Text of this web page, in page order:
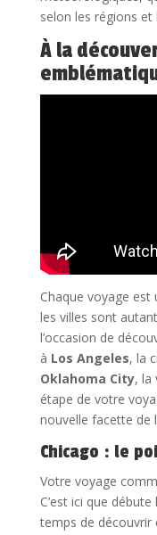
selon les régions et
À la
Chaque voyage est
les villes sont
l’occasion de
à Los Angeles, la
Oklahoma City, la
étape de votre
nouvelle facette de
Chicago : le
Votre voyage
C’est ici que
temps de découvrir